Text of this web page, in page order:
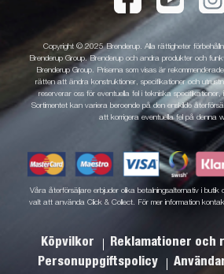
Copyright © 2025 Brenderup. Alla rättigheter
Brenderup Group. Brenderup och andra produkter och
Brenderup Group. Priserna som visas är
rätten att ändra konstruktioner, specifikationer och
reserverar oss för eventuella fel i tekniska specifikationer,
Sortimentet kan variera beroende på den enskilde
att korrigera eventuella fel på denna
Våra återförsäljare erbjuder olika betalningsalternativ i
valt att använda Click & Collect. För mer information
Köpvilkor Reklamationer och
Personuppgiftspolicy